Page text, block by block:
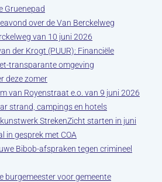
Gruenepad
over de Van Berckelweg
van 10 juni 2026
der Krogt (PUUR): Financiële
transparante omgeving
deze zomer
van Royenstraat e.o. van 9 juni 2026
strand, campings en hotels
StrekenZicht starten in juni
in gesprek met COA
Bibob-afspraken tegen crimineel
burgemeester voor gemeente